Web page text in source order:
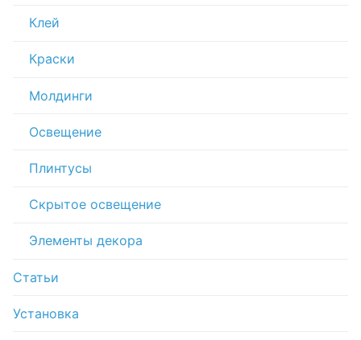
Клей
Краски
Молдинги
Освещение
Плинтусы
Скрытое освещение
Элементы декора
Статьи
Установка